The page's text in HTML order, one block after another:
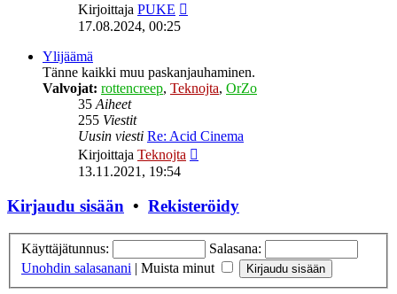
Kirjoittaja PUKE
17.08.2024, 00:25
Ylijäämä
Tänne kaikki muu paskanjauhaminen.
Valvojat: rottencreep, Teknojta, OrZo
35Aiheet
255 Viestit
Uusin viesti Re: Acid Cinema
Kirjoittaja Teknojta
13.11.2021, 19:54
Kirjaudu sisään • Rekisteröidy
Käyttäjätunnus:
Salasana:
Unohdin salasanani | Muista minut